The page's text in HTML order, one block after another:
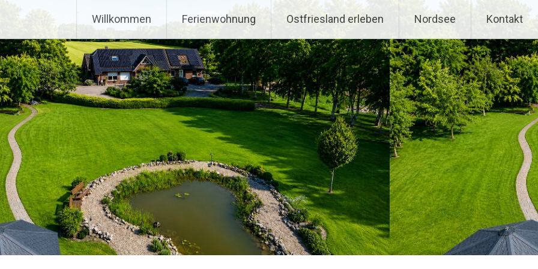
Willkommen Ferienwohnung Ostfriesland erleben Nordsee Kontakt